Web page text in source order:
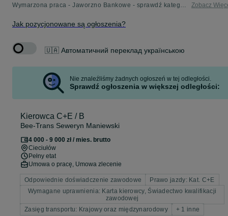
Wymarzona praca - Jaworzno Bankowe - sprawdź kategorię Praca Zobacz
Jak pozycjonowane są ogłoszenia?
🇺🇦 Автоматичний переклад українською
Nie znaleźliśmy żadnych ogłoszeń w tej odległości.
Sprawdź ogłoszenia w większej odległości:
Kierowca C+E / B
Bee-Trans Seweryn Maniewski
4 000 - 9 000 zł / mies. brutto
Cieciułów
Pełny etat
Umowa o pracę, Umowa zlecenie
Odpowiednie doświadczenie zawodowe
Prawo jazdy: Kat. C+E
Wymagane uprawnienia: Karta kierowcy, Świadectwo kwalifikacji
zawodowej
Zasięg transportu: Krajowy oraz międzynarodowy
+ 1 inne